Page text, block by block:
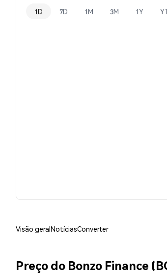
1D 7D 1M 3M 1Y
Visão geralNotíciasConverter
Preço do Bonzo Finance